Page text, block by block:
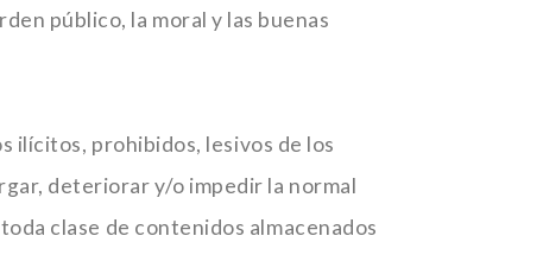
público, la moral y las buenas
ilícitos, prohibidos, lesivos de los
deteriorar y/o impedir la normal
clase de contenidos almacenados